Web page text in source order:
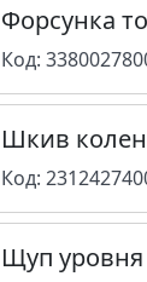
Форсунка
Код:
Шкив
Код:
Щуп уровня